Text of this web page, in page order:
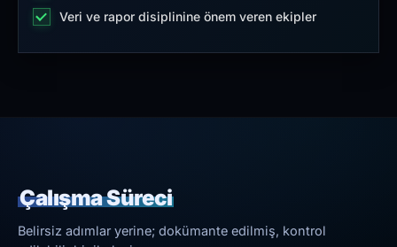
Veri ve rapor disiplinine önem veren ekipler
Çalışma Süreci
Belirsiz adımlar yerine; dokümante edilmiş, kontrol